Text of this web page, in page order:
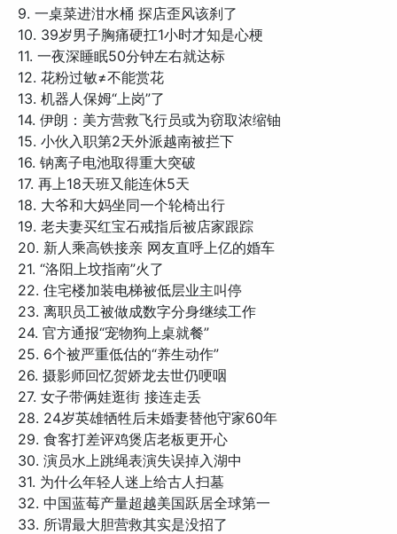
9. 一桌菜进泔水桶 探店歪风该刹了
10. 39岁男子胸痛硬扛1小时才知是心梗
11. 一夜深睡眠50分钟左右就达标
12. 花粉过敏≠不能赏花
13. 机器人保姆“上岗”了
14. 伊朗：美方营救飞行员或为窃取浓缩铀
15. 小伙入职第2天外派越南被拦下
16. 钠离子电池取得重大突破
17. 再上18天班又能连休5天
18. 大爷和大妈坐同一个轮椅出行
19. 老夫妻买红宝石戒指后被店家跟踪
20. 新人乘高铁接亲 网友直呼上亿的婚车
21. “洛阳上坟指南”火了
22. 住宅楼加装电梯被低层业主叫停
23. 离职员工被做成数字分身继续工作
24. 官方通报“宠物狗上桌就餐”
25. 6个被严重低估的“养生动作”
26. 摄影师回忆贺娇龙去世仍哽咽
27. 女子带俩娃逛街 接连走丢
28. 24岁英雄牺牲后未婚妻替他守家60年
29. 食客打差评鸡煲店老板更开心
30. 演员水上跳绳表演失误掉入湖中
31. 为什么年轻人迷上给古人扫墓
32. 中国蓝莓产量超越美国跃居全球第一
33. 所谓最大胆营救其实是没招了